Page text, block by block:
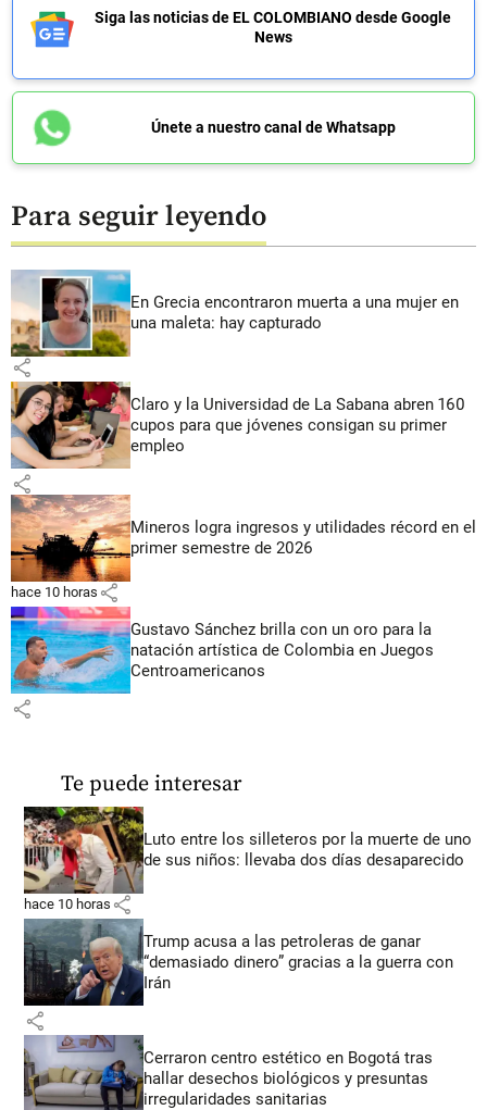
Siga las noticias de EL COLOMBIANO desde Google
News
Únete a nuestro canal de Whatsapp
Para seguir leyendo
En Grecia encontraron muerta a una mujer en
una maleta: hay capturado
share
Claro y la Universidad de La Sabana abren 160
cupos para que jóvenes consigan su primer
empleo
share
Mineros logra ingresos y utilidades récord en el
primer semestre de 2026
hace 10 horas share
Gustavo Sánchez brilla con un oro para la
natación artística de Colombia en Juegos
Centroamericanos
share
Te puede interesar
Luto entre los silleteros por la muerte de uno
de sus niños: llevaba dos días desaparecido
hace 10 horas share
Trump acusa a las petroleras de ganar
“demasiado dinero” gracias a la guerra con
Irán
share
Cerraron centro estético en Bogotá tras
hallar desechos biológicos y presuntas
irregularidades sanitarias